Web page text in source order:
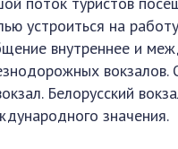
устроиться на
внутреннее и
Белорусский
значения.